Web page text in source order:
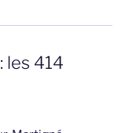
les 414